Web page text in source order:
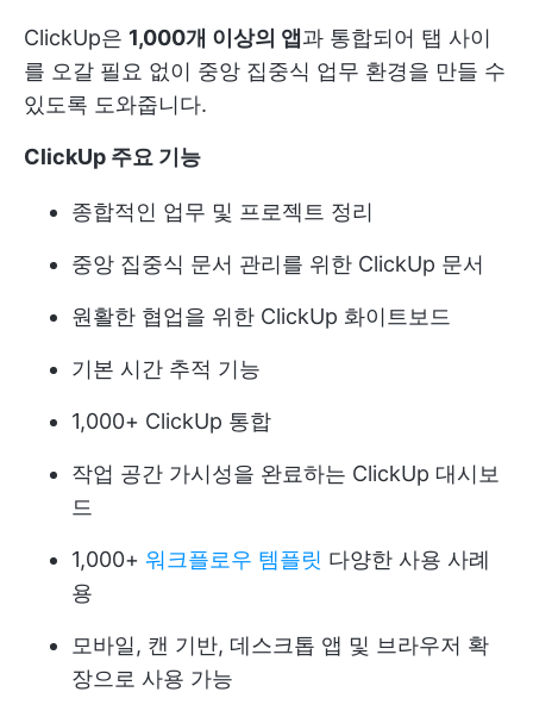
ClickUp은 1,000개 이상의 앱 과 통합되어 탭 사이
를 오갈 필요 없이 중앙 집중식 업무 환경을 만들 수
있도록 도와줍니다.
ClickUp 주요 기능
종합적인 업무 및 프로젝트 정리
중앙 집중식 문서 관리를 위한 ClickUp 문서
원활한 협업을 위한 ClickUp 화이트보드
기본 시간 추적 기능
1,000+ ClickUp 통합
작업 공간 가시성을 완료하는 ClickUp 대시보
드
1,000+ 워크플로우 템플릿 다양한 사용 사례
용
모바일, 캔 기반, 데스크톱 앱 및 브라우저 확
장으로 사용 가능